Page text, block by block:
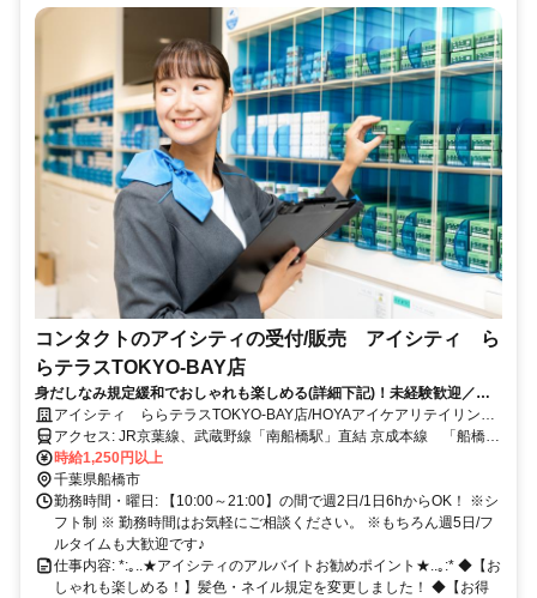
コンタクトのアイシティの受付/販売 アイシティ ら
らテラスTOKYO-BAY店
身だしなみ規定緩和でおしゃれも楽しめる(詳細下記)！未経験歓迎／副
業・WワークOK／ブランクOK／従業員割引 ／待遇充実／昇給あり
アイシティ ららテラスTOKYO-BAY店/HOYAアイケアリテイリング
合同会社
アクセス: JR京葉線、武蔵野線「南船橋駅」直結 京成本線 「船橋競
馬場駅」徒歩15分
時給1,250円以上
千葉県船橋市
勤務時間・曜日: 【10:00～21:00】の間で週2日/1日6hからOK！ ※シ
フト制 ※ 勤務時間はお気軽にご相談ください。 ※もちろん週5日/フ
ルタイムも大歓迎です♪
仕事内容: *:｡..★アイシティのアルバイトお勧めポイント★..｡:* ◆【お
しゃれも楽しめる！】髪色・ネイル規定を変更しました！ ◆【お得